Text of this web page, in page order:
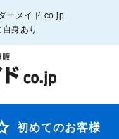
ーメイド.co.jp
身あり
初めてのお客様